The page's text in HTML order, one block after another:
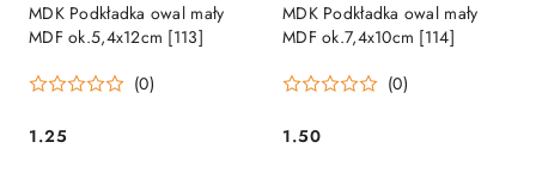
MDK Podkładka owal mały
MDF ok.5,4x12cm [113]
(0)
Cena:
1.25
MDK Podkładka owal mały
MDF ok.7,4x10cm [114]
(0)
Cena:
1.50